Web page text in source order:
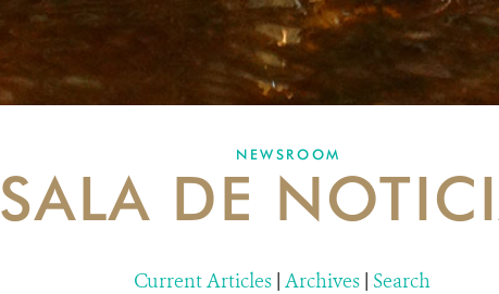
NEWSROOM
SALA DE
Current Articles | Archives | Search